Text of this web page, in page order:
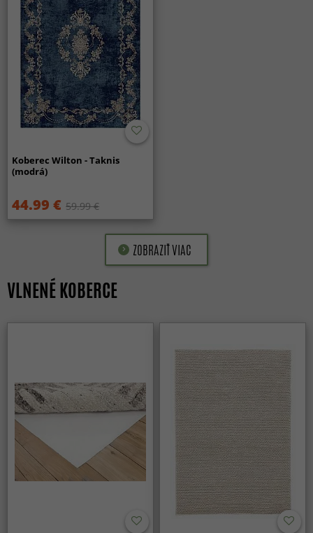
Koberec Wilton - Taknis
(modrá)
44.99 € 59.99 €
ZOBRAZIŤ VIAC
VLNENÉ KOBERCE